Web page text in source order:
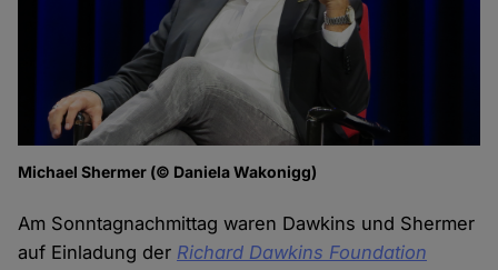
Michael Shermer (© Daniela Wakonigg)
Am Sonntagnachmittag waren Dawkins und Shermer
auf Einladung der Richard Dawkins Foundation